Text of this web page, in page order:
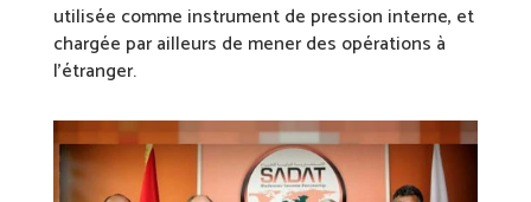
utilisée comme instrument de pression interne, et
chargée par ailleurs de mener des opérations à
l’étranger.